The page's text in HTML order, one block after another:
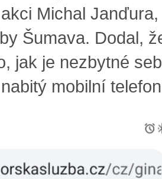
Michal
Šumava. Dodal,
jak je nezbytné
mobilní